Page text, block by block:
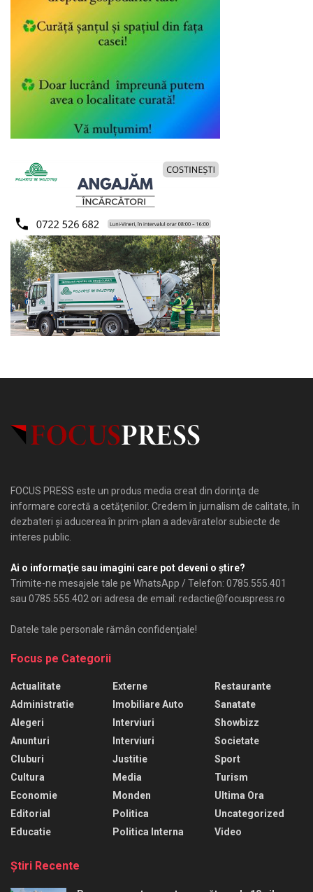
FOCUS PRESS este un produs media creat din dorinţa de
informare corectă a cetăţenilor. Credem în jurnalism de calitate, în
dezbateri şi aducerea în prim-plan a adevăratelor subiecte de
interes public.
Ai o informaţie sau imagini care pot deveni o ştire?
Trimite-ne mesajele tale pe WhatsApp / Telefon: 0785.555.401
sau 0785.555.402 ori adresa de email: redactie@focuspress.ro
Datele tale personale rămân confidenţiale!
Focus pe Categorii
Actualitate
Administratie
Alegeri
Anunturi
Cluburi
Cultura
Economie
Editorial
Educatie
Externe
Imobiliare Auto
Interviuri
Interviuri
Justitie
Media
Monden
Politica
Politica Interna
Restaurante
Sanatate
Showbizz
Societate
Sport
Turism
Ultima Ora
Uncategorized
Video
Ştiri Recente